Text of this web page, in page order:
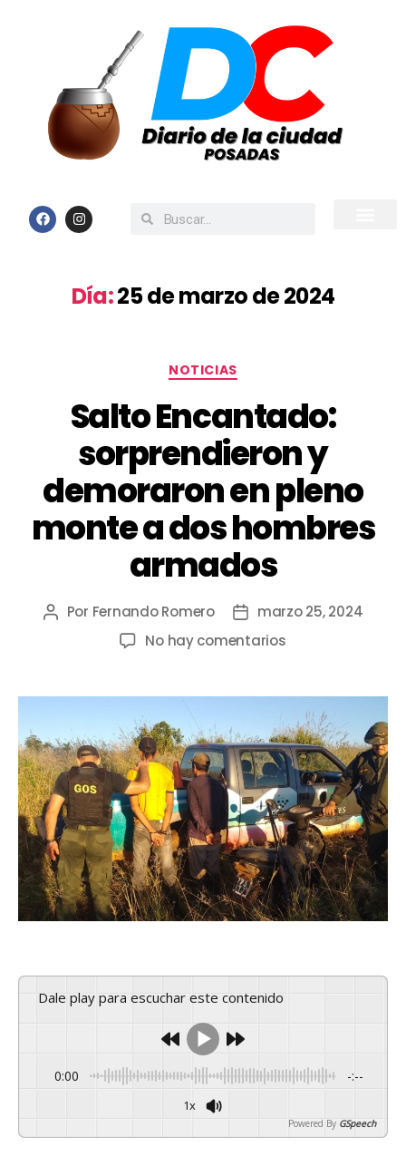
Día:25 de marzo de 2024
NOTICIAS
Salto Encantado:
sorprendieron y
demoraron en pleno
monte a dos hombres
armados
Por Fernando Romero
marzo 25, 2024
No hay comentarios
Dale play para escuchar este contenido
0:00 -:--
1x
Powered By GSpeech